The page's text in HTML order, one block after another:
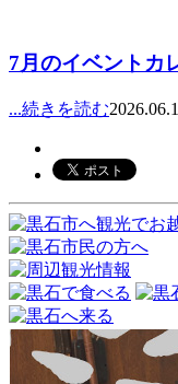
7月のイベントカ
...続きを読む